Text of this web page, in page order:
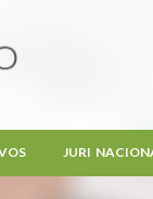
JURI